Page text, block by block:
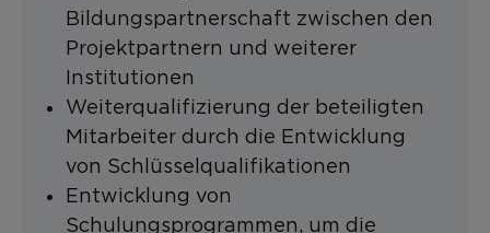
Bildungspartnerschaft zwischen den
Projektpartnern und weiterer
Institutionen
Weiterqualifizierung der beteiligten
Mitarbeiter durch die Entwicklung
von Schlüsselqualifikationen
Entwicklung von
Schulungsprogrammen, um die